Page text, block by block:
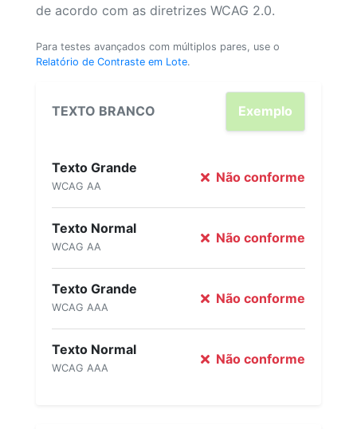
de acordo com as diretrizes WCAG 2.0.
Para testes avançados com múltiplos pares, use o
Relatório de Contraste em Lote.
TEXTO BRANCO Exemplo
Texto Grande
WCAG AA
Não conforme
Texto Normal
WCAG AA
Não conforme
Texto Grande
WCAG AAA
Não conforme
Texto Normal
WCAG AAA
Não conforme